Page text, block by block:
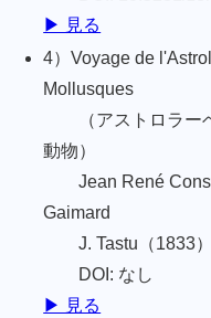
▶ 見る
4）Voyage de
Mollusques
（アストロラーベ
動物）
Jean René
Gaimard
J. Tastu（1833）
DOI: なし
▶ 見る